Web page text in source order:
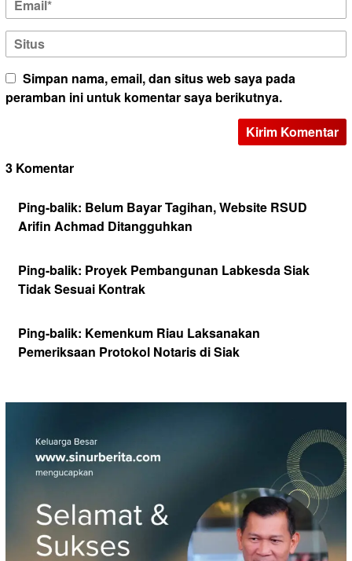
Simpan nama, email, dan situs web saya pada
peramban ini untuk komentar saya berikutnya.
3 Komentar
Ping-balik: Belum Bayar Tagihan, Website RSUD
Arifin Achmad Ditangguhkan
Ping-balik: Proyek Pembangunan Labkesda Siak
Tidak Sesuai Kontrak
Ping-balik: Kemenkum Riau Laksanakan
Pemeriksaan Protokol Notaris di Siak